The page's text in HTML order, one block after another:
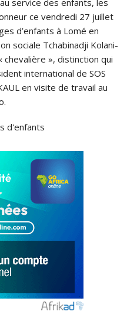
service des enfants, les
ce vendredi 27 juillet
d’enfants à Lomé en
sociale Tchabinadji Kolani-
chevalière », distinction qui
international de SOS
en visite de travail au